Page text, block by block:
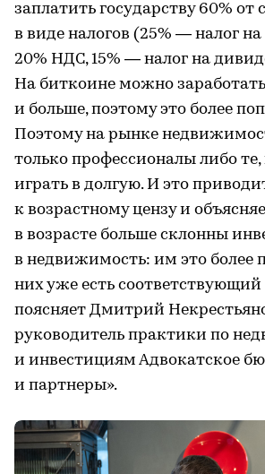
заплатить государству 60%
в виде налогов (25% — налог
20% НДС, 15% — налог на
На биткоине можно
и больше, поэтому это более
Поэтому на рынке
только профессионалы либо те,
играть в долгую. И это
к возрастному цензу и
в возрасте больше склонны
в недвижимость: им это более
них уже есть
поясняет Дмитрий
руководитель практики по
и инвестициям Адвокатское
и партнеры».